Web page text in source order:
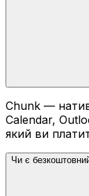
Chunk —
Calendar,
який ви
Чи є